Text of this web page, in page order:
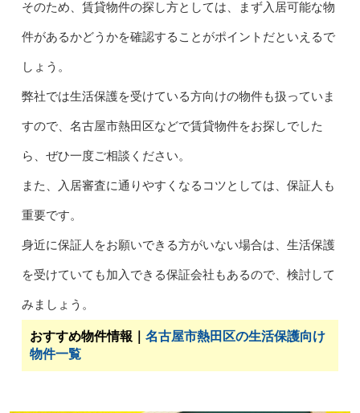
そのため、賃貸物件の探し方としては、まず入居可能な物
件があるかどうかを確認することがポイントだといえるで
しょう。
弊社では生活保護を受けている方向けの物件も扱っていま
すので、名古屋市熱田区などで賃貸物件をお探しでした
ら、ぜひ一度ご相談ください。
また、入居審査に通りやすくなるコツとしては、保証人も
重要です。
身近に保証人をお願いできる方がいない場合は、生活保護
を受けていても加入できる保証会社もあるので、検討して
みましょう。
おすすめ物件情報｜ 名古屋市熱田区の生活保護向け
物件一覧